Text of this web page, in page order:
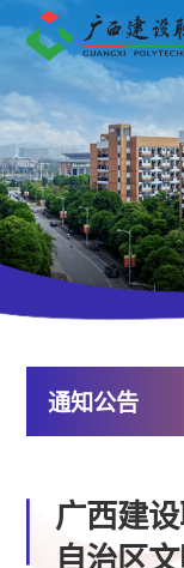
通知公告
广西建
自治区